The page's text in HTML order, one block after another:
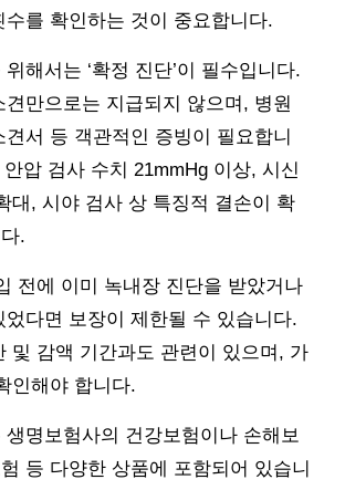
수를 확인하는 것이 중요합니다.
해서는 ‘확정 진단’이 필수입니다.
견만으로는 지급되지 않으며, 병원
서 등 객관적인 증빙이 필요합니
압 검사 수치 21mmHg 이상, 시신
대, 시야 검사 상 특징적 결손이 확
.
전에 이미 녹내장 진단을 받았거나
었다면 보장이 제한될 수 있습니다.
및 감액 기간과도 관련이 있으며, 가
인해야 합니다.
생명보험사의 건강보험이나 손해보
등 다양한 상품에 포함되어 있습니